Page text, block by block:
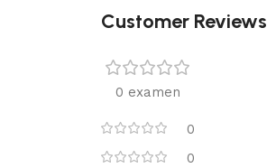
Customer Reviews
0 examen
0
0